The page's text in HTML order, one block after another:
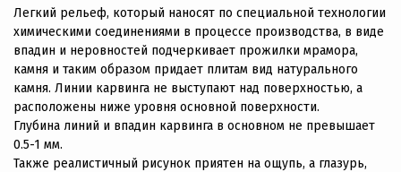
Легкий рельеф, который наносят по специальной технологии
химическими соединениями в процессе производства, в виде
впадин и неровностей подчеркивает прожилки мрамора,
камня и таким образом придает плитам вид натурального
камня. Линии карвинга не выступают над поверхностью, а
расположены ниже уровня основной поверхности.
Глубина линий и впадин карвинга в основном не превышает
0.5-1 мм.
Также реалистичный рисунок приятен на ощупь, а глазурь,